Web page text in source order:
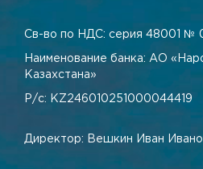
Св-во по НДС: серия 48001 №
Наименование банка: АО
Казахстана»
Р/с: KZ246010251000044419
Директор: Вешкин Иван